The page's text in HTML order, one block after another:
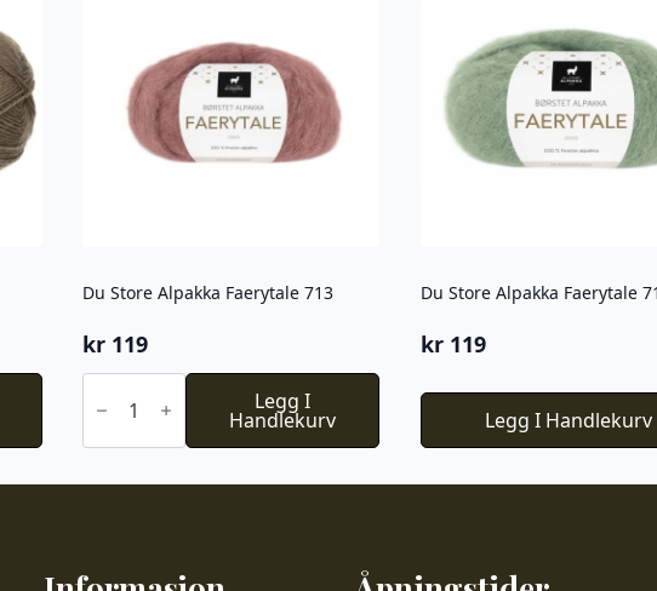
Du Store Alpakka Faerytale 713
kr 119
Du
Store
Alpakka
Faerytale
antall
Legg I
Handlekurv
Du Store Alpakka Faerytale
kr119
Legg I Handlekurv